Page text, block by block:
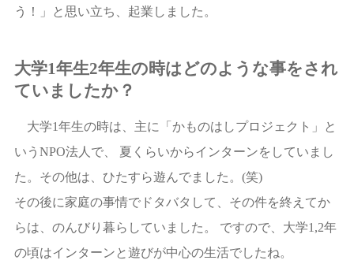
う！」と思い立ち、起業しました。
大学1年生2年生の時はどのような事をされ
ていましたか？
大学1年生の時は、主に「かものはしプロジェクト」と
いうNPO法人で、 夏くらいからインターンをしていまし
た。その他は、ひたすら遊んでました。(笑)
その後に家庭の事情でドタバタして、その件を終えてか
らは、のんびり暮らしていました。 ですので、大学1,2年
の頃はインターンと遊びが中心の生活でしたね。